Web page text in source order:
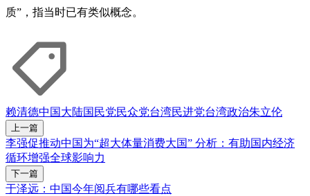
质”，指当时已有类似概念。
赖清德中国大陆国民党民众党台湾民进党台湾政治朱立伦
上一篇
李强促推动中国为“超大体量消费大国” 分析：有助国内经济
循环增强全球影响力
下一篇
于泽远：中国今年阅兵有哪些看点